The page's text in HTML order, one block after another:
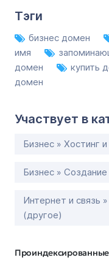
Тэги
бизнес домен
имя
домен
купить
домен
Участвует в
Бизнес » Хостинг
Бизнес » Создание
Интернет и связь
(другое)